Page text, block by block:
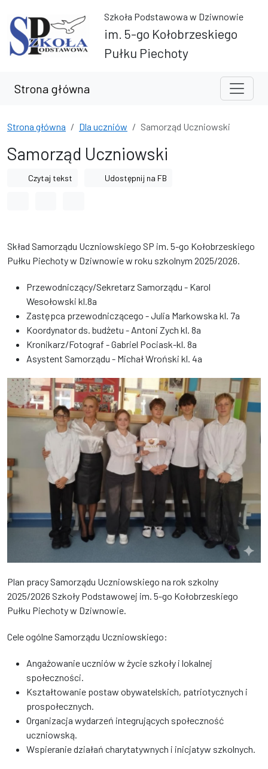
Przejdź do treści
Przejdź do wyszukiwarki Szkoła Podstawowa w Dziwnowie
im. 5-go Kołobrzeskiego
Pułku Piechoty
Strona główna
Strona główna Dla uczniów Samorząd Uczniowski
Samorząd Uczniowski
Czytaj tekst Udostępnij na FB
Skład Samorządu Uczniowskiego SP im. 5-go Kołobrzeskiego
Pułku Piechoty w Dziwnowie w roku szkolnym 2025/2026.
Przewodniczący/Sekretarz Samorządu - Karol
Wesołowski kl.8a
Zastępca przewodniczącego - Julia Markowska kl. 7a
Koordynator ds. budżetu - Antoni Zych kl. 8a
Kronikarz/Fotograf - Gabriel Pociask-kl. 8a
Asystent Samorządu - Michał Wroński kl. 4a
Plan pracy Samorządu Uczniowskiego na rok szkolny
2025/2026 Szkoły Podstawowej im. 5-go Kołobrzeskiego
Pułku Piechoty w Dziwnowie.
Cele ogólne Samorządu Uczniowskiego:
Angażowanie uczniów w życie szkoły i lokalnej
społeczności.
Kształtowanie postaw obywatelskich, patriotycznych i
prospołecznych.
Organizacja wydarzeń integrujących społeczność
uczniowską.
Wspieranie działań charytatywnych i inicjatyw szkolnych.